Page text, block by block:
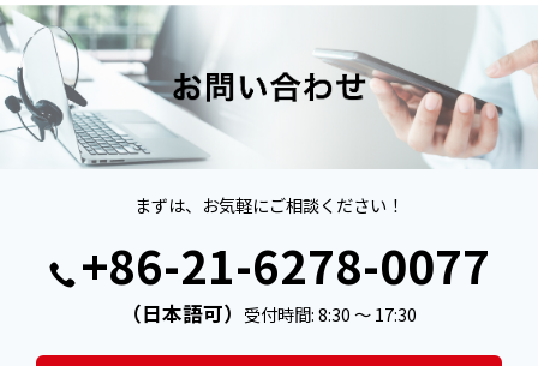
まずは、お気軽にご相談ください！
+86-21-6278-0077
（日本語可） 受付時間: 8:30 ～ 17:30